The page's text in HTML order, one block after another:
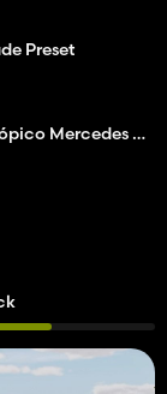
Preset
Plataforma de mástil telescópico Mercedes Benz Econic WISS